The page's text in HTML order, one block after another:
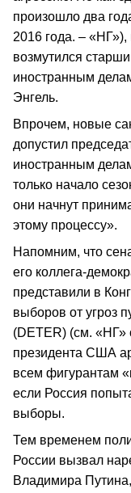
произошло два
2016 года. – «НГ»),
возмутился
иностранным
Энгель.
Впрочем, новые
допустил
иностранным
только начало
они начнут
этому процессу».
Напомним, что
его коллега-
представили в
выборов от угроз
(DETER) (см. «НГ»
президента США
всем фигурантам
если Россия
выборы.
Тем временем
России вызвал
Владимира